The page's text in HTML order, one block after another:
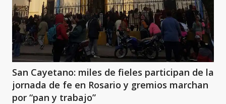
San Cayetano: miles de fieles participan de la
jornada de fe en Rosario y gremios marchan
por “pan y trabajo”